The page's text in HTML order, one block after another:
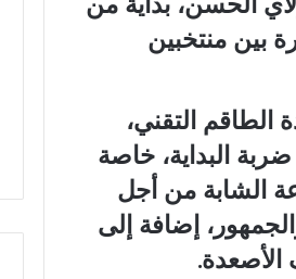
بين منتخبين
الطاقم التقني،
البداية، خاصة
الشابة من أجل
إضافة إلى
الأصعدة.